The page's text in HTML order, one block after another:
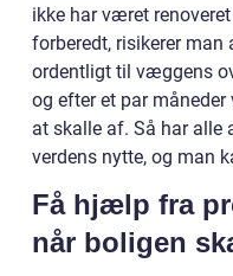
ikke har været
forberedt, risikerer
ordentligt til væggens
og efter et par
at skalle af. Så har alle
verdens nytte, og man
Få hjælp fra
når boligen